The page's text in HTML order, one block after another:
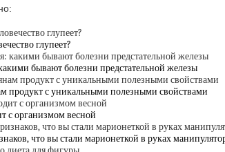
глупеет?
бывают болезни предстательной железы
продукт с уникальными полезными свойствами
с организмом весной
что вы стали марионеткой в руках